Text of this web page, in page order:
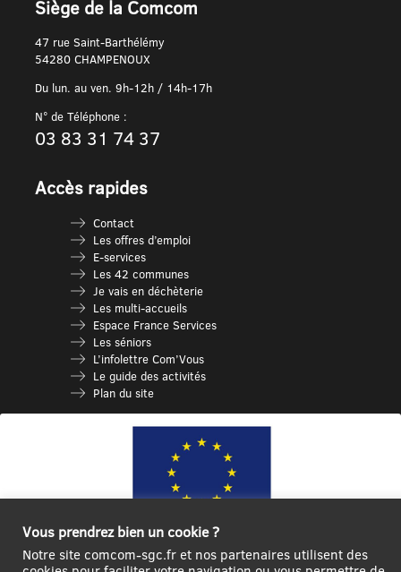
Siège de la Comcom
47 rue Saint-Barthélémy
54280 CHAMPENOUX
Du lun. au ven. 9h-12h / 14h-17h
N° de Téléphone :
03 83 31 74 37
Accès rapides
Contact
Les offres d’emploi
E-services
Les 42 communes
Je vais en déchèterie
Les multi-accueils
Espace France Services
Les séniors
L’infolettre Com’Vous
Le guide des activités
Plan du site
Ce site internet a été cofinancé par l’Union européenne avec le Fonds
Vous prendrez bien un cookie ?
Notre site comcom-sgc.fr et nos partenaires utilisent des